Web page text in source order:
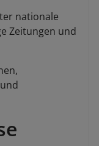
nationale
Zeitungen und